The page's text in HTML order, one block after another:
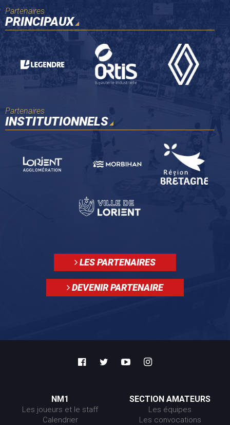
Partenaires
PRINCIPAUX
Partenaires
INSTITUTIONNELS
LES PARTENAIRES
DEVENIR PARTENAIRE
NM1
Les joueurs et le staff
Calendrier
SECTION AMATEURS
Les équipes
Les convocations